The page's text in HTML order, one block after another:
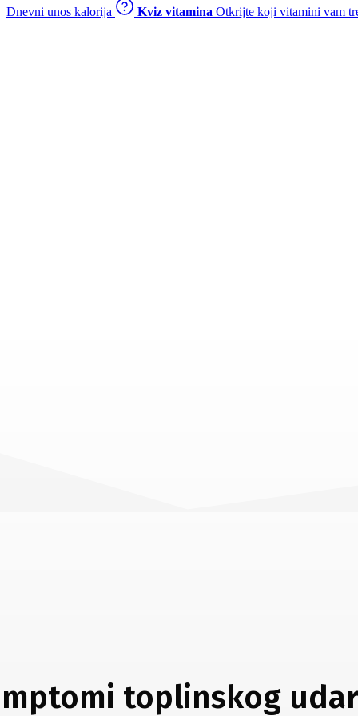
Dnevni unos kalorija
Kviz vitamina Otkrijte koji vitamini vam
toplinskog